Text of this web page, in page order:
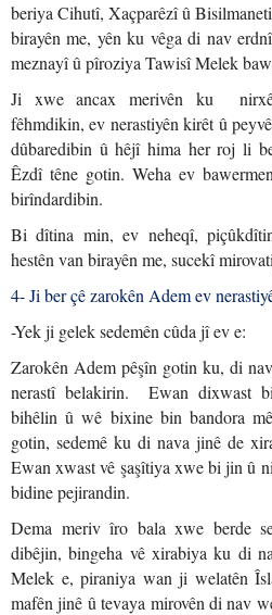
beriya Cihutî, Xaçparêzî û
birayên me, yên ku vêga di nav
meznayî û pîroziya Tawisî Melek
Ji xwe ancax merivên ku
fêhmdikin, ev nerastiyên kirêt û
dûbaredibin û hêjî hima her roj li
Êzdî têne gotin. Weha ev
birîndardibin.
Bi dîtina min, ev neheqî,
hestên van birayên me, sucekî
4- Ji ber çê zarokên Adem ev
-Yek ji gelek sedemên cûda jî ev e:
Zarokên Adem pêşîn gotin ku, di
nerastî belakirin. Ewan dixwast
bihêlin û wê bixine bin bandora
gotin, sedemê ku di nava jinê de
Ewan xwast vê şaşîtiya xwe bi jin û
bidine pejirandin.
Dema meriv îro bala xwe berde
dibêjin, bingeha vê xirabiya ku di
Melek e, piraniya wan ji welatên
mafên jinê û tevaya mirovên di nav